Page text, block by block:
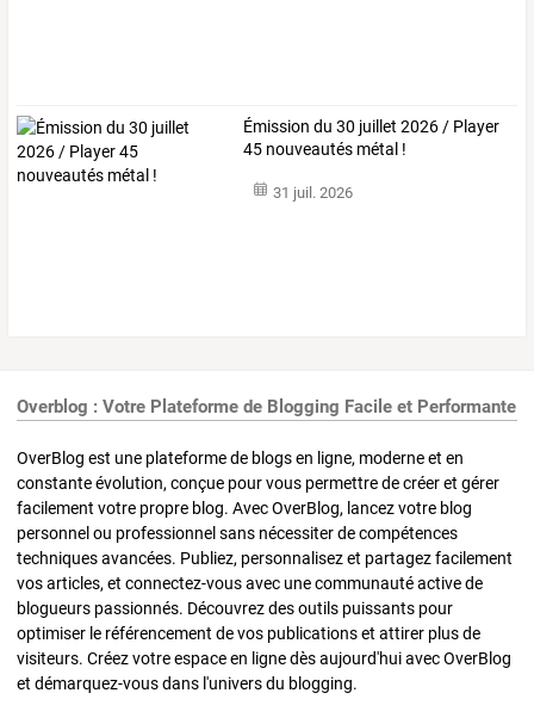
Émission du 30 juillet 2026 / Player
45 nouveautés métal !
31 juil. 2026
Overblog : Votre Plateforme de Blogging Facile et Performante
OverBlog est une plateforme de blogs en ligne, moderne et en
constante évolution, conçue pour vous permettre de créer et gérer
facilement votre propre blog. Avec OverBlog, lancez votre blog
personnel ou professionnel sans nécessiter de compétences
techniques avancées. Publiez, personnalisez et partagez facilement
vos articles, et connectez-vous avec une communauté active de
blogueurs passionnés. Découvrez des outils puissants pour
optimiser le référencement de vos publications et attirer plus de
visiteurs. Créez votre espace en ligne dès aujourd'hui avec OverBlog
et démarquez-vous dans l'univers du blogging.